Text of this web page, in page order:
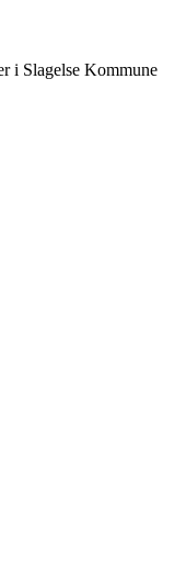
i Slagelse Kommune